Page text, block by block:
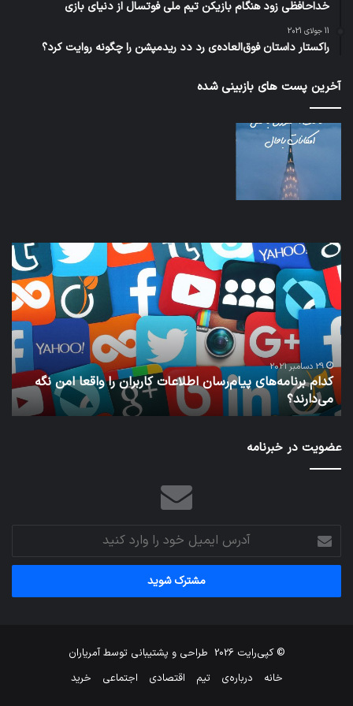
خداحافظی زود هنگام بازیکن تیم ملی فوتسال از دنیای بازی
11 جولای 2021
راکستار داستان فوق‌العاده‌ی رد دد ریدمپشن را چگونه روایت کرد؟
آخرین پست های بازبینی شده
کدام
برنامه‌های
پیام‌رسان
اطلاعات
کاربران
را
واقعا
امن
نگه
می‌دارند؟
29 دسامبر 2021
کدام برنامه‌های پیام‌رسان اطلاعات کاربران را واقعا امن نگه
می‌دارند؟
اپل
عضویت در خبرنامه
آدرس
ایمیل
خود
وارد
© کپی‌رایت 2026 طراحی و پشتیبانی توسطآمریاران
خانه
درباره‌ی تیم اقتصادی اجتماعی خرید